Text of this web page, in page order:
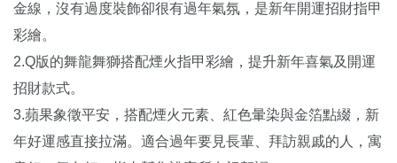
金線，沒有過度裝飾卻很有過年氣氛，是新年開運招財指甲
彩繪。
2.Q版的舞龍舞獅搭配煙火指甲彩繪，提升新年喜氣及開運
招財款式。
3.蘋果象徵平安，搭配煙火元素、紅色暈染與金箔點綴，新
年好運感直接拉滿。適合過年要見長輩、拜訪親戚的人，寓